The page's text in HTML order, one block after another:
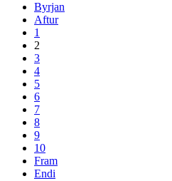
Byrjan
Aftur
1
2
3
4
5
6
7
8
9
10
Fram
Endi